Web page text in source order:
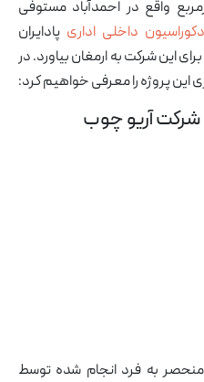
در مساحت ۱۰۰۰ مترمربع واقع در احمدآباد مستوفی
داخلی اداری پادایران
این شرکت به ارمغان بیاورد. در
این پروژه را معرفی خواهیم کرد:
آریو چوب
به فرد انجام شده توسط